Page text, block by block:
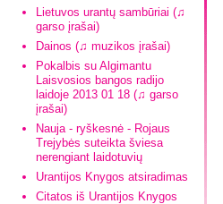
Lietuvos urantų sambūriai (♫
garso įrašai)
Dainos (♫ muzikos įrašai)
Pokalbis su Algimantu
Laisvosios bangos radijo
laidoje 2013 01 18 (♫ garso
įrašai)
Nauja - ryškesnė - Rojaus
Trejybės suteikta šviesa
nerengiant laidotuvių
Urantijos Knygos atsiradimas
Citatos iš Urantijos Knygos